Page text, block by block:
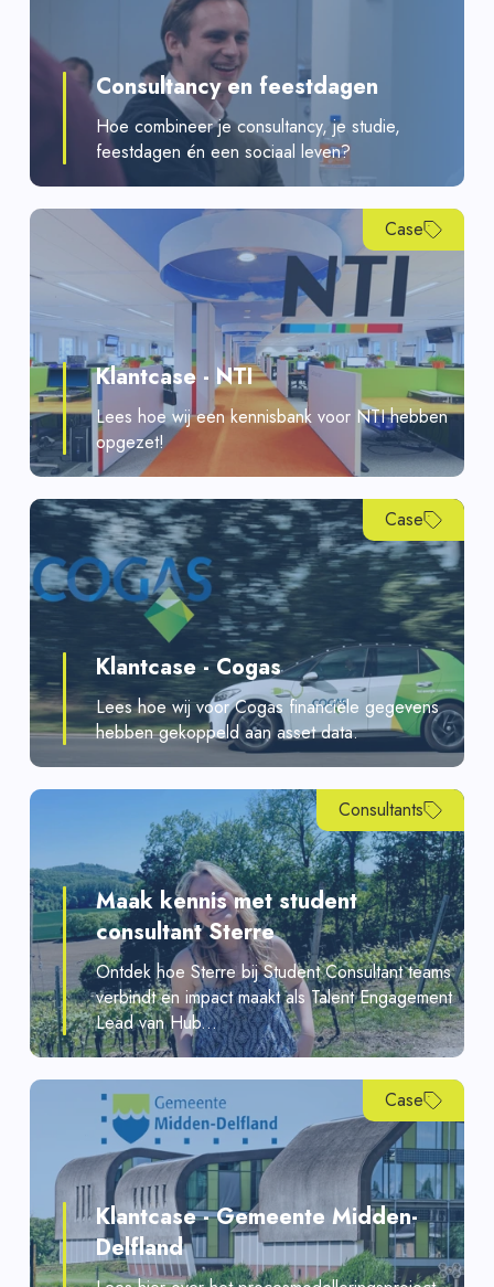
Consultancy en feestdagen
Hoe combineer je consultancy, je studie,
feestdagen én een sociaal leven?
Case
Klantcase - NTI
Lees hoe wij een kennisbank voor NTI hebben
opgezet!
Case
Klantcase - Cogas
Lees hoe wij voor Cogas financiële gegevens
hebben gekoppeld aan asset data.
Consultants
Maak kennis met student
consultant Sterre
Ontdek hoe Sterre bij Student Consultant teams
verbindt en impact maakt als Talent Engagement
Lead van Hub...
Case
Klantcase - Gemeente Midden-
Delfland